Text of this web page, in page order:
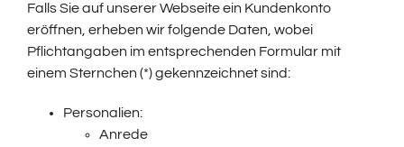
Falls Sie auf unserer Webseite ein Kundenkonto
eröffnen, erheben wir folgende Daten, wobei
Pflichtangaben im entsprechenden Formular mit
einem Sternchen (*) gekennzeichnet sind:
Personalien:
Anrede